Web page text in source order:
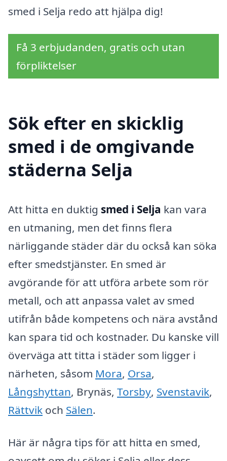
smed i Selja redo att hjälpa dig!
Få 3 erbjudanden, gratis och utan
förpliktelser
Sök efter en skicklig
smed i de omgivande
städerna Selja
Att hitta en duktig smed i Selja kan vara
en utmaning, men det finns flera
närliggande städer där du också kan söka
efter smedstjänster. En smed är
avgörande för att utföra arbete som rör
metall, och att anpassa valet av smed
utifrån både kompetens och nära avstånd
kan spara tid och kostnader. Du kanske vill
överväga att titta i städer som ligger i
närheten, såsom Mora, Orsa,
Långshyttan, Brynäs, Torsby, Svenstavik,
Rättvik och Sälen.
Här är några tips för att hitta en smed,